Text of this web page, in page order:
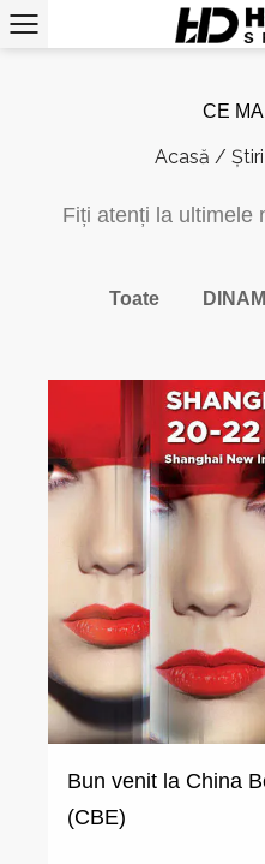
CE
Acasă / Știri
Fiți atenți la ultimele
Toate
Bun venit la China
(CBE)